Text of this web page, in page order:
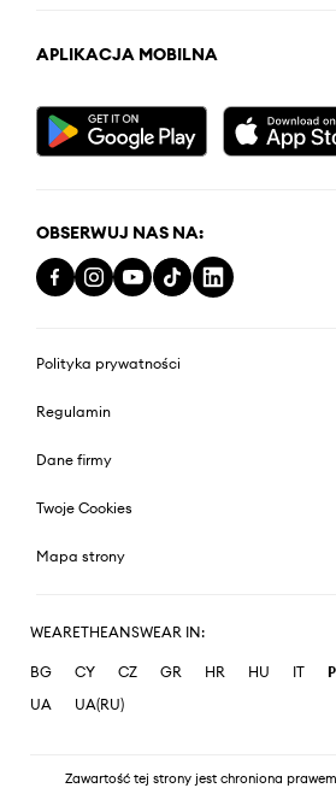
APLIKACJA MOBILNA
OBSERWUJ NAS NA:
Polityka prywatności
Regulamin
Dane firmy
Twoje Cookies
Mapa strony
WEARETHEANSWEAR IN:
BG CY CZ GR HR HU IT
UA
UA(RU)
Zawartość tej strony jest chroniona